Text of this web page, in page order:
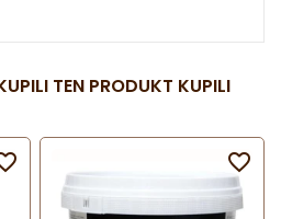
TEN PRODUKT KUPILI
